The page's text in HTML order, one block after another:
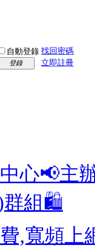
自動登錄 找回密碼
登錄 立即註冊
心📢主
群組🛍️
,寬頻上